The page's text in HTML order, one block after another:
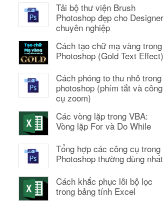
Tải bộ thư viện Brush
Photoshop đẹp cho Designer
chuyên nghiệp
Cách tạo chữ mạ vàng trong
Photoshop (Gold Text Effect)
Cách phóng to thu nhỏ trong
photoshop (phím tắt và công
cụ zoom)
Các vòng lặp trong VBA:
Vòng lặp For và Do While
Tổng hợp các công cụ trong
Photoshop thường dùng nhất
Cách khắc phục lỗi bộ lọc
trong bảng tính Excel